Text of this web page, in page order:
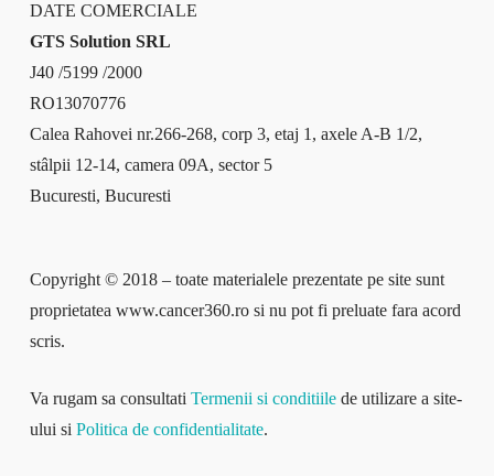
DATE COMERCIALE
GTS Solution SRL
J40 /5199 /2000
RO13070776
Calea Rahovei nr.266-268, corp 3, etaj 1, axele A-B 1/2,
stâlpii 12-14, camera 09A, sector 5
Bucuresti, Bucuresti
Copyright © 2018 – toate materialele prezentate pe site sunt
proprietatea www.cancer360.ro si nu pot fi preluate fara acord
scris.
Va rugam sa consultati Termenii si conditiilede utilizare a site-
ului si Politica de confidentialitate.